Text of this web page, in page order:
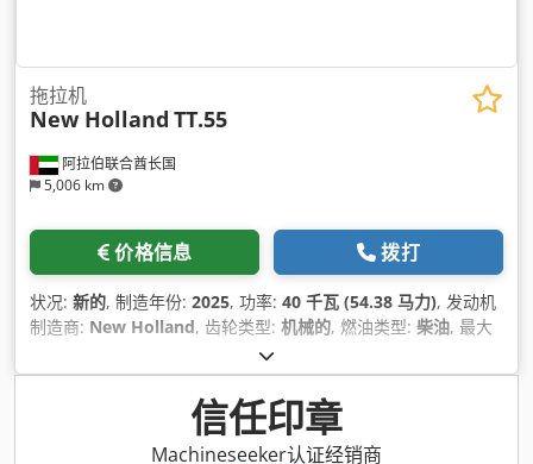
阿拉伯联合酋长国
5,006 km
拖拉机
New Holland TT.55
价格信息 拨打
状况: 新的, 制造年份: 2025, 功率: 40 千瓦 (54.38 马力), 发动机
制造商: New Holland, 齿轮类型: 机械的, 燃油类型: 柴油, 最大
2,200 毫米
宽度:1,920 毫米,
信任印章
Machineseeker认证经销商